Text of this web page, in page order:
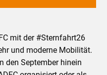
mit der #Sternfahrt26
und moderne Mobilität.
den September hinein